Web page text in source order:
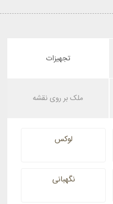
تجهیزات
ملک بر روی نقشه
لوکس
نگهبانی